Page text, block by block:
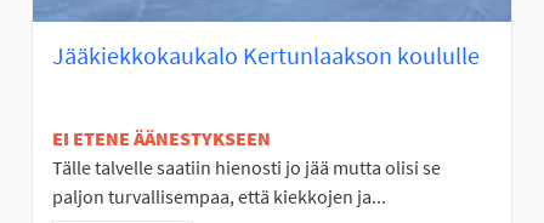
Jääkiekkokaukalo Kertunlaakson koululle
EI ETENE ÄÄNESTYKSEEN
Tälle talvelle saatiin hienosti jo jää mutta olisi se
paljon turvallisempaa, että kiekkojen ja...